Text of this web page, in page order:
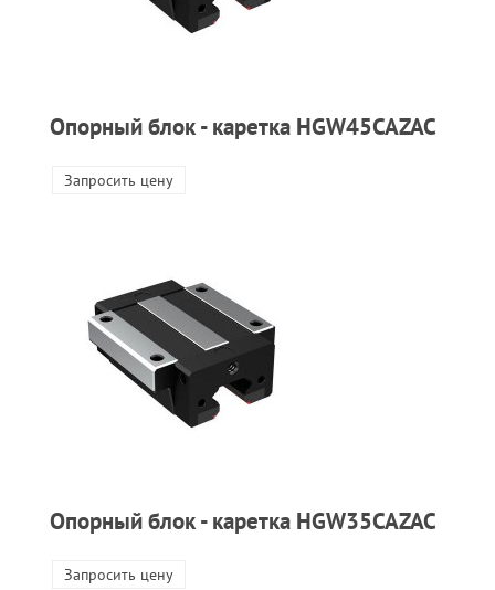
Опорный блок - каретка HGW45CAZAC
Запросить цену
Опорный блок - каретка HGW35CAZAC
Запросить цену